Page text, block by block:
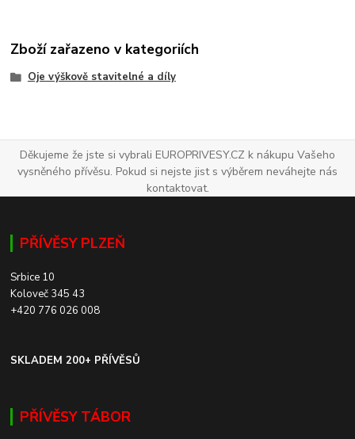
Zboží zařazeno v kategoriích
Oje výškově stavitelné a díly
Děkujeme že jste si vybrali EUROPRIVESY.CZ k nákupu Vašeho
vysněného přívěsu. Pokud si nejste jist s výběrem neváhejte nás
kontaktovat.
PŘÍVĚSY PLZEŇ
Srbice 10
Koloveč 345 43
+420 776 026 008
SKLADEM 200+ PŘÍVĚSŮ
PŘÍVĚSY TÁBOR